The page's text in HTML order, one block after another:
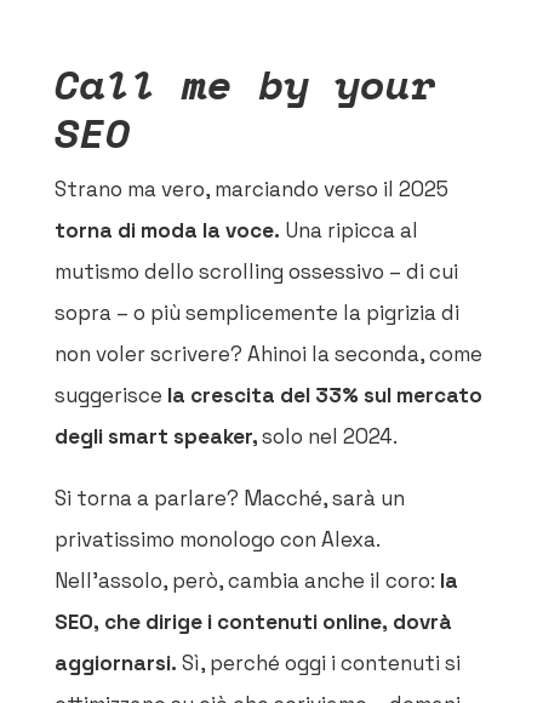
Call me by your
SEO
Strano ma vero, marciando verso il 2025
torna di moda la voce. Una ripicca al
mutismo dello scrolling ossessivo – di cui
sopra – o più semplicemente la pigrizia di
non voler scrivere? Ahinoi la seconda, come
suggerisce la crescita del 33% sul mercato
degli smart speaker,solo nel 2024.
Si torna a parlare? Macché, sarà un
privatissimo monologo con Alexa.
Nell’assolo, però, cambia anche il coro: la
SEO, che dirige i contenuti online, dovrà
aggiornarsi. Sì, perché oggi i contenuti si